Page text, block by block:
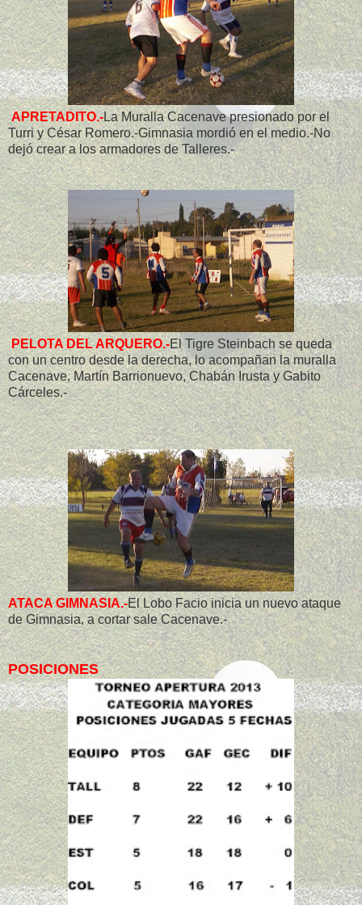
APRETADITO.-La Muralla Cacenave presionado por el
Turri y César Romero.-Gimnasia mordió en el medio.-No
dejó crear a los armadores de Talleres.-
PELOTA DEL ARQUERO.-El Tigre Steinbach se queda
con un centro desde la derecha, lo acompañan la muralla
Cacenave, Martín Barrionuevo, Chabán Irusta y Gabito
Cárceles.-
ATACA GIMNASIA.-El Lobo Facio inicia un nuevo ataque
de Gimnasia, a cortar sale Cacenave.-
POSICIONES